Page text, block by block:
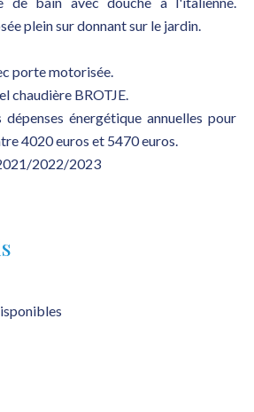
plein sur donnant sur le jardin.
porte motorisée.
chaudière BROTJE.
énergétique annuelles pour
4020 euros et 5470 euros.
2022/2023